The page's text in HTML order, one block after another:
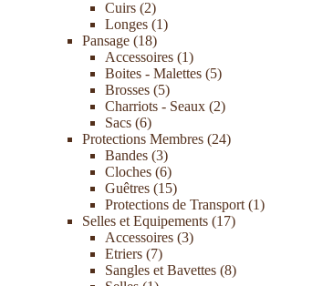
Cuirs 2
Longes 1
Pansage 18
Accessoires 1
Boites - Malettes 5
Brosses 5
Charriots - Seaux 2
Sacs 6
Protections Membres 24
Bandes 3
Cloches 6
Guêtres 15
Protections de Transport 1
Selles et Equipements 17
Accessoires 3
Etriers 7
Sangles et Bavettes 8